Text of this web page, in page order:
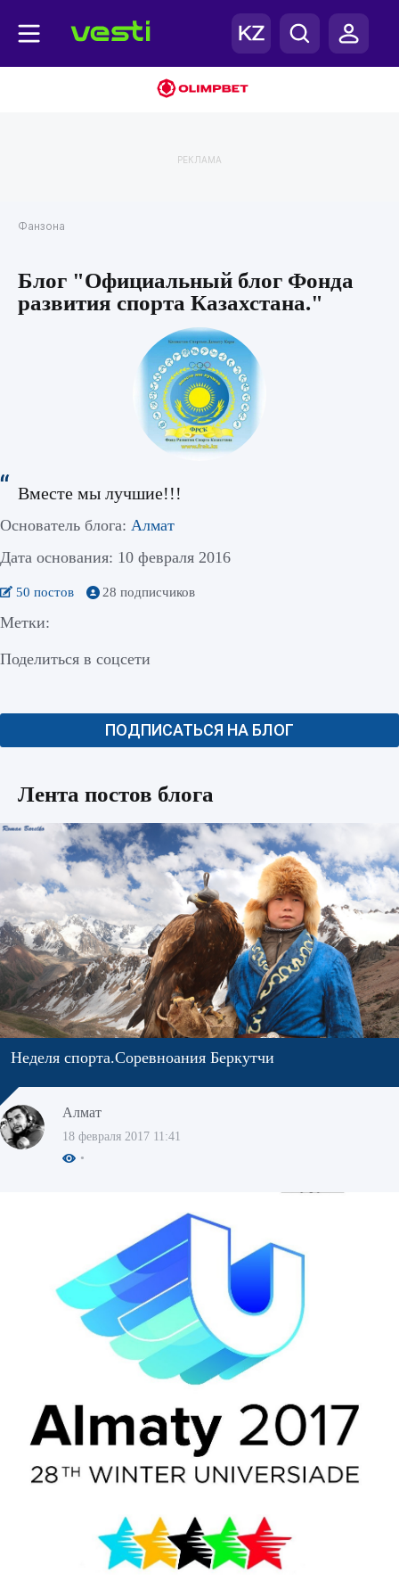
РЕКЛАМА
Фанзона
Блог "Официальный блог Фонда
развития спорта Казахстана."
Вместе мы лучшие!!!
Основатель блога: Алмат
Дата основания: 10 февраля 2016
50 постов 28 подписчиков
Метки:
Поделиться в соцсети
ПОДПИСАТЬСЯ НА БЛОГ
Лента постов блога
Неделя спорта.Соревноания Беркутчи
Алмат
18 февраля 2017 11:41